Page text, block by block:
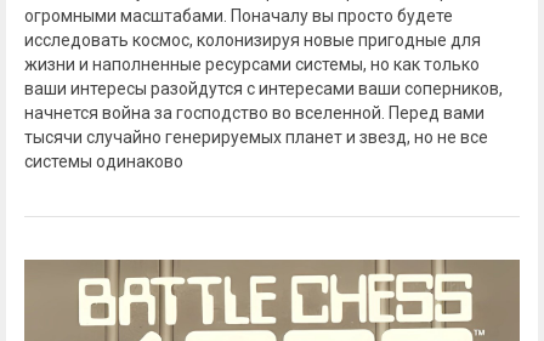
огромными масштабами. Поначалу вы просто будете
исследовать космос, колонизируя новые пригодные для
жизни и наполненные ресурсами системы, но как только
ваши интересы разойдутся с интересами ваши соперников,
начнется война за господство во вселенной. Перед вами
тысячи случайно генерируемых планет и звезд, но не все
системы одинаково